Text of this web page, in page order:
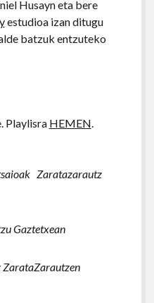
Husayn eta bere
estudioa izan ditugu
batzuk entzuteko
Playlisra HEMEN.
Zaratazarautz
Gaztetxean
ZarataZarautzen